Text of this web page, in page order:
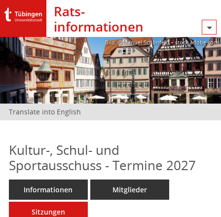
Rats­
informationen
Bild: @Manuel Schönfeld – stock.adobe.com
Translate into English
Kultur-, Schul- und
Sportausschuss - Termine 2027
Informationen Mitglieder
Sitzungen